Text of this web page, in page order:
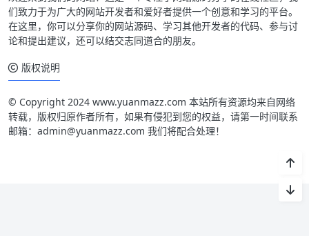
们致力于为广大的网站开发者和爱好者提供一个创意和学习的平台。
在这里，你可以分享你的网站源码、学习其他开发者的代码、参与讨
论和提出建议，还可以结交志同道合的朋友。
版权说明
© Copyright 2024 www.yuanmazz.com 本站所有资源均来自网络
转载，版权归原作者所有，如果有侵犯到您的权益，请第一时间联系
邮箱：admin@yuanmazz.com 我们将配合处理！